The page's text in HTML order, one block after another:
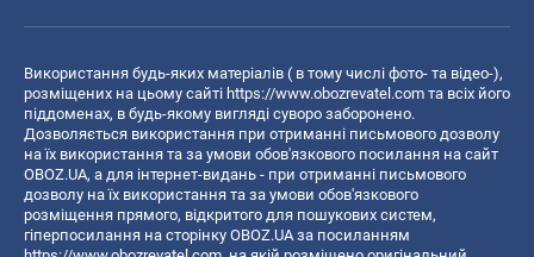
Використання будь-яких матеріалів ( в тому числі фото- та відео-),
розміщених на цьому сайті https://www.obozrevatel.com та всіх його
піддоменах, в будь-якому вигляді суворо заборонено.
Дозволяється використання при отриманні письмового дозволу
на їх використання та за умови обов'язкового посилання на сайт
OBOZ.UA, а для інтернет-видань - при отриманні письмового
дозволу на їх використання та за умови обов'язкового
розміщення прямого, відкритого для пошукових систем,
гіперпосилання на сторінку OBOZ.UA за посиланням